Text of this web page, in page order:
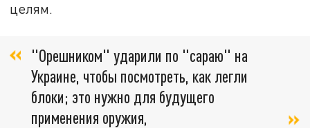
целям.
"Орешником" ударили по "сараю" на
Украине, чтобы посмотреть, как легли
блоки; это нужно для будущего
применения оружия,